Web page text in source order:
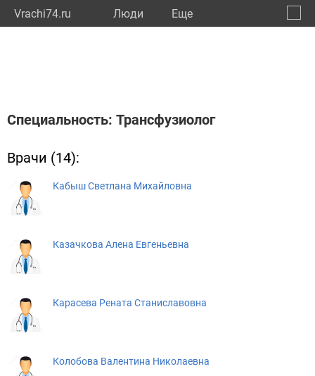
Vrachi74.ru Люди Eще
Специальность: Трансфузиолог
Врачи (14):
Кабыш Светлана Михайловна
Казачкова Алена Евгеньевна
Карасева Рената Станиславовна
Колобова Валентина Николаевна